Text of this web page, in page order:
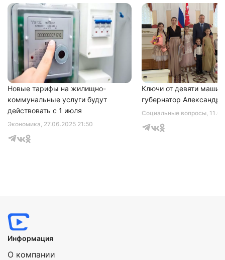
Экономика, 27.06.2025 21:50
Новые тарифы на жилищно-
коммунальные услуги будут
действовать с 1 июля
Социальные вопросы,
Ключи от девяти машин
губернатор Александр
Информация
О компании